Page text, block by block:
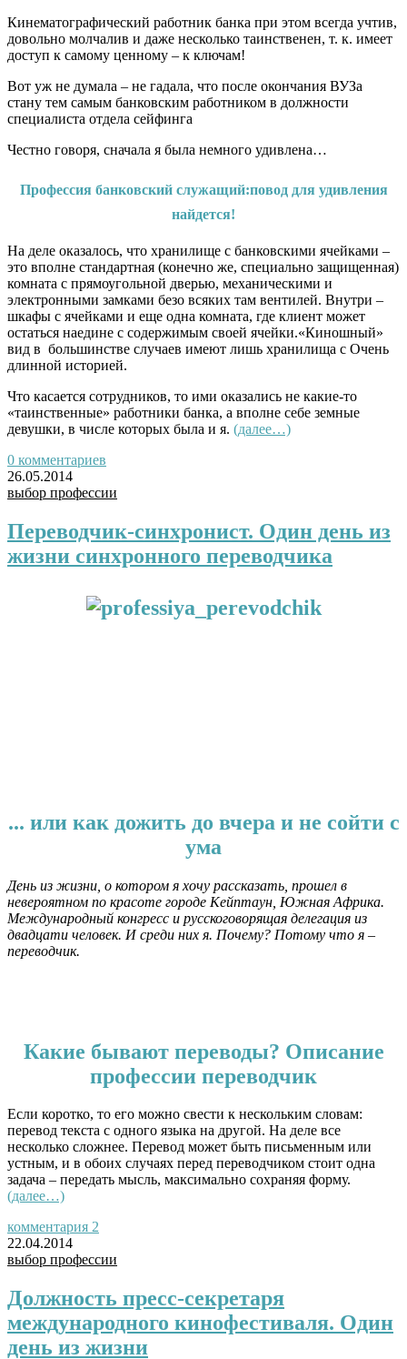
Кинематографический работник банка при этом всегда учтив,
довольно молчалив и даже несколько таинственен, т. к. имеет
доступ к самому ценному – к ключам!
Вот уж не думала – не гадала, что после окончания ВУЗа
стану тем самым банковским работником в должности
специалиста отдела сейфинга
Честно говоря, сначала я была немного удивлена…
Профессия банковский служащий:повод для удивления
найдется!
На деле оказалось, что хранилище с банковскими ячейками –
это вполне стандартная (конечно же, специально защищенная)
комната с прямоугольной дверью, механическими и
электронными замками безо всяких там вентилей. Внутри –
шкафы с ячейками и еще одна комната, где клиент может
остаться наедине с содержимым своей ячейки.«Киношный»
вид в большинстве случаев имеют лишь хранилища с Очень
длинной историей.
Что касается сотрудников, то ими оказались не какие-то
«таинственные» работники банка, а вполне себе земные
девушки, в числе которых была и я. (далее…)
0 комментариев
26.05.2014
выбор профессии
Переводчик-синхронист. Один день из
жизни синхронного переводчика
... или как дожить до вчера и не сойти с
ума
День из жизни, о котором я хочу рассказать, прошел в
невероятном по красоте городе Кейптаун, Южная Африка.
Международный конгресс и русскоговорящая делегация из
двадцати человек. И среди них я. Почему? Потому что я –
переводчик.
Какие бывают переводы? Описание
профессии переводчик
Если коротко, то его можно свести к нескольким словам:
перевод текста с одного языка на другой. На деле все
несколько сложнее. Перевод может быть письменным или
устным, и в обоих случаях перед переводчиком стоит одна
задача – передать мысль, максимально сохраняя форму.
(далее…)
комментария 2
22.04.2014
выбор профессии
Должность пресс-секретаря
международного кинофестиваля. Один
день из жизни